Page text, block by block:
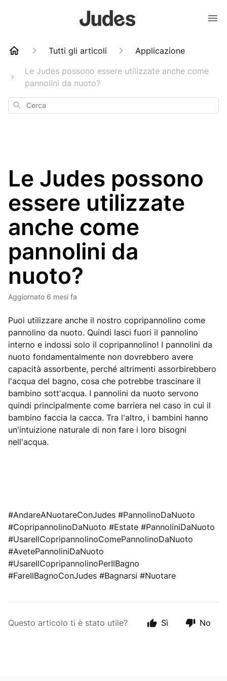
Tutti gli articoli
Applicazione
Le Judes possono essere utilizzate anche come
pannolini da nuoto?
Cerca
Le Judes possono
essere utilizzate
anche come
pannolini da
nuoto?
Aggiornato 6 mesi fa
Puoi utilizzare anche il nostro copripannolino come
pannolino da nuoto. Quindi lasci fuori il pannolino
interno e indossi solo il copripannolino! I pannolini da
nuoto fondamentalmente non dovrebbero avere
capacità assorbente, perché altrimenti assorbirebbero
l'acqua del bagno, cosa che potrebbe trascinare il
bambino sott'acqua. I pannolini da nuoto servono
quindi principalmente come barriera nel caso in cui il
bambino faccia la cacca. Tra l'altro, i bambini hanno
un'intuizione naturale di non fare i loro bisogni
nell'acqua.
#AndareANuotareConJudes #PannolinoDaNuoto
#CopripannolinoDaNuoto #Estate #PannoliniDaNuoto
#UsareIlCopripannolinoComePannolinoDaNuoto
#AvetePannoliniDaNuoto
#UsareIlCopripannolinoPerIlBagno
#FareIlBagnoConJudes #Bagnarsi #Nuotare
Questo articolo ti è stato utile? Sì No